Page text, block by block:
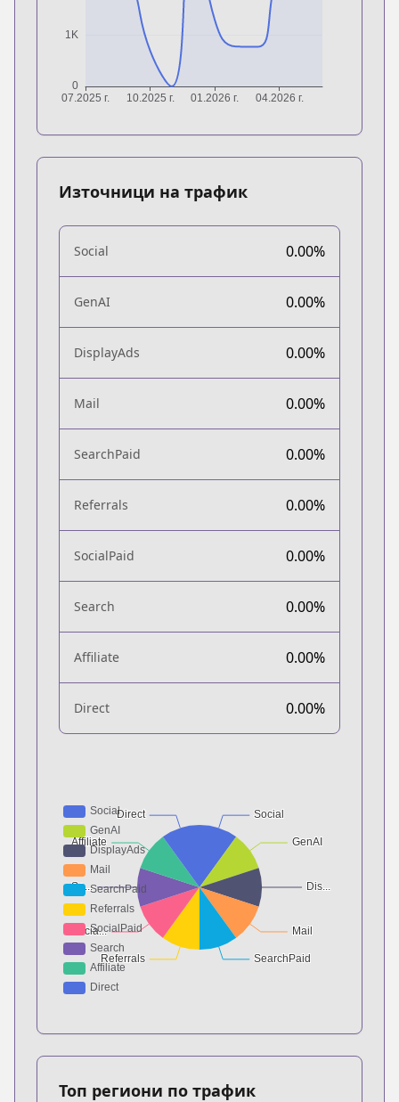
Източници на трафик
Social 0.00%
GenAI 0.00%
DisplayAds 0.00%
Mail 0.00%
SearchPaid 0.00%
Referrals 0.00%
SocialPaid 0.00%
Search 0.00%
Affiliate 0.00%
Direct 0.00%
Топ региони по трафик